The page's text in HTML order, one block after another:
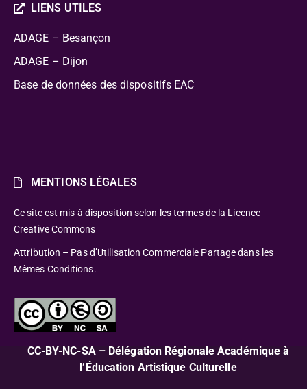
LIENS UTILES
ADAGE – Besançon
ADAGE – Dijon
Base de données des dispositifs EAC
MENTIONS LÉGALES
Ce site est mis à disposition selon les termes de la Licence
Creative Commons
Attribution – Pas d’Utilisation Commerciale Partage dans les
Mêmes Conditions.
CC-BY-NC-SA – Délégation Régionale Académique à
l’Éducation Artistique Culturelle